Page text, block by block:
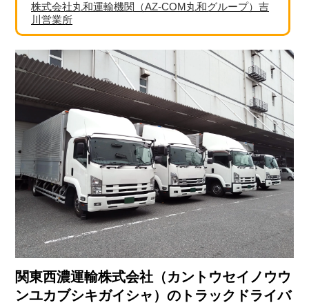
株式会社丸和運輸機関（AZ-COM丸和グループ）吉
川営業所
関東西濃運輸株式会社（カントウセイノウウ
ンユカブシキガイシャ）のトラックドライバ